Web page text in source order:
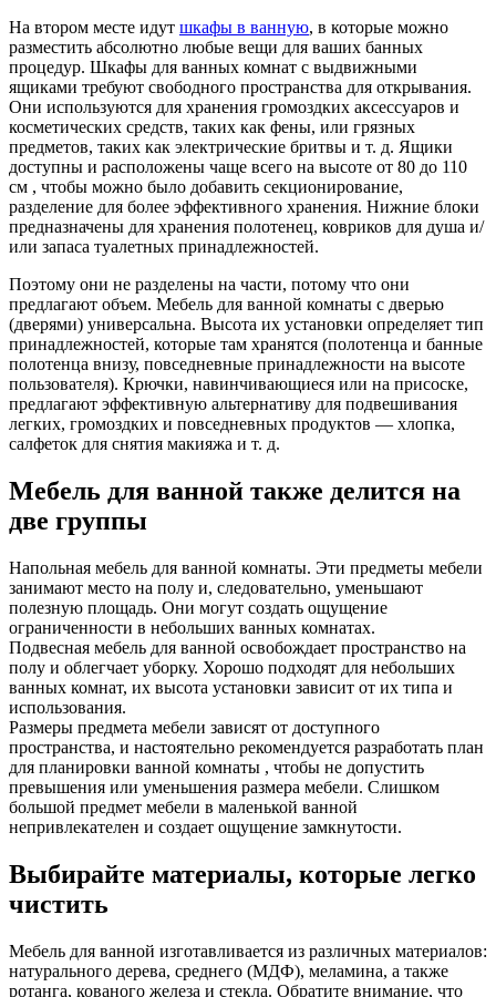
На втором месте идут шкафы в ванную, в которые можно
разместить абсолютно любые вещи для ваших банных
процедур. Шкафы для ванных комнат с выдвижными
ящиками требуют свободного пространства для открывания.
Они используются для хранения громоздких аксессуаров и
косметических средств, таких как фены, или грязных
предметов, таких как электрические бритвы и т. д. Ящики
доступны и расположены чаще всего на высоте от 80 до 110
см , чтобы можно было добавить секционирование,
разделение для более эффективного хранения. Нижние блоки
предназначены для хранения полотенец, ковриков для душа и/
или запаса туалетных принадлежностей.
Поэтому они не разделены на части, потому что они
предлагают объем. Мебель для ванной комнаты с дверью
(дверями) универсальна. Высота их установки определяет тип
принадлежностей, которые там хранятся (полотенца и банные
полотенца внизу, повседневные принадлежности на высоте
пользователя). Крючки, навинчивающиеся или на присоске,
предлагают эффективную альтернативу для подвешивания
легких, громоздких и повседневных продуктов — хлопка,
салфеток для снятия макияжа и т. д.
Мебель для ванной также делится на
две группы
Напольная мебель для ванной комнаты. Эти предметы мебели
занимают место на полу и, следовательно, уменьшают
полезную площадь. Они могут создать ощущение
ограниченности в небольших ванных комнатах.
Подвесная мебель для ванной освобождает пространство на
полу и облегчает уборку. Хорошо подходят для небольших
ванных комнат, их высота установки зависит от их типа и
использования.
Размеры предмета мебели зависят от доступного
пространства, и настоятельно рекомендуется разработать план
для планировки ванной комнаты , чтобы не допустить
превышения или уменьшения размера мебели. Слишком
большой предмет мебели в маленькой ванной
непривлекателен и создает ощущение замкнутости.
Выбирайте материалы, которые легко
чистить
Мебель для ванной изготавливается из различных материалов:
натурального дерева, среднего (МДФ), меламина, а также
ротанга, кованого железа и стекла. Обратите внимание, что